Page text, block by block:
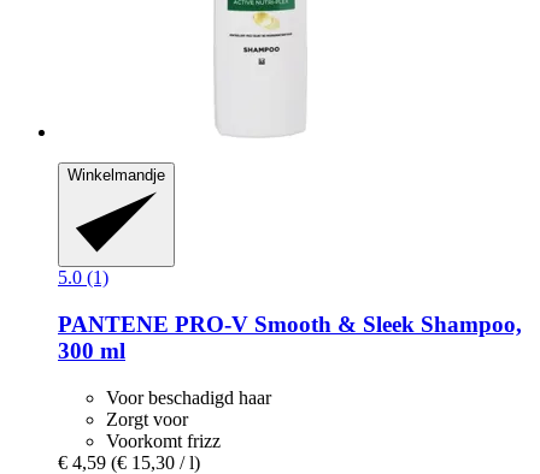
Winkelmandje
5.0 (1)
PANTENE PRO-V Smooth & Sleek Shampoo,
300 ml
Voor beschadigd haar
Zorgt voor
Voorkomt frizz
€ 4,59 (€ 15,30 / l)